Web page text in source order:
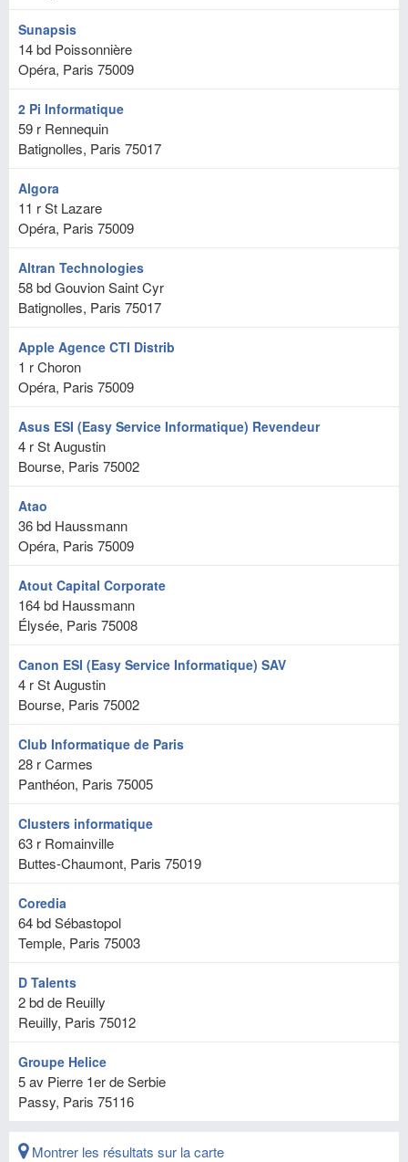
Sunapsis
14 bd Poissonnière
Opéra, Paris 75009
2 Pi Informatique
59 r Rennequin
Batignolles, Paris 75017
Algora
11 r St Lazare
Opéra, Paris 75009
Altran Technologies
58 bd Gouvion Saint Cyr
Batignolles, Paris 75017
Apple Agence CTI Distrib
1 r Choron
Opéra, Paris 75009
Asus ESI (Easy Service Informatique) Revendeur
4 r St Augustin
Bourse, Paris 75002
Atao
36 bd Haussmann
Opéra, Paris 75009
Atout Capital Corporate
164 bd Haussmann
Élysée, Paris 75008
Canon ESI (Easy Service Informatique) SAV
4 r St Augustin
Bourse, Paris 75002
Club Informatique de Paris
28 r Carmes
Panthéon, Paris 75005
Clusters informatique
63 r Romainville
Buttes-Chaumont, Paris 75019
Coredia
64 bd Sébastopol
Temple, Paris 75003
D Talents
2 bd de Reuilly
Reuilly, Paris 75012
Groupe Helice
5 av Pierre 1er de Serbie
Passy, Paris 75116
Montrer les résultats sur la carte